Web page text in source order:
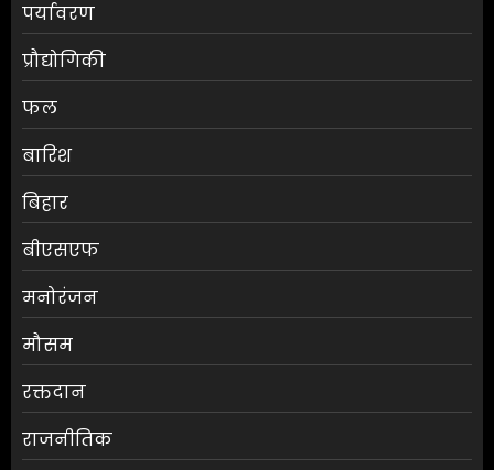
पर्यावरण
प्रौद्योगिकी
फल
बारिश
बिहार
बीएसएफ
मनोरंजन
मौसम
रक्तदान
राजनीतिक
विजेता